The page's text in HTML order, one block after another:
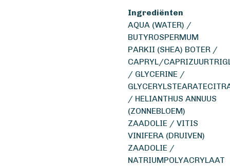
Ingrediënten
AQUA (WATER) /
BUTYROSPERMUM
PARKII (SHEA) BOTER /
CAPRYL/
/ GLYCERINE /
/ HELIANTHUS ANNUUS
(ZONNEBLOEM)
ZAADOLIE / VITIS
VINIFERA (DRUIVEN)
ZAADOLIE /
NATRIUMPOLYACRYLAAT